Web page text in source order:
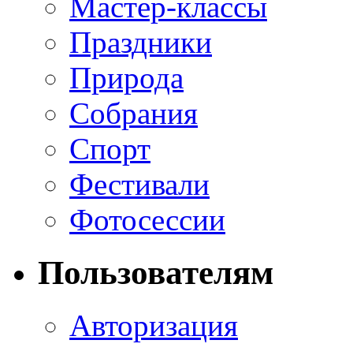
Праздники
Природа
Собрания
Спорт
Фестивали
Фотосессии
Пользователям
Авторизация